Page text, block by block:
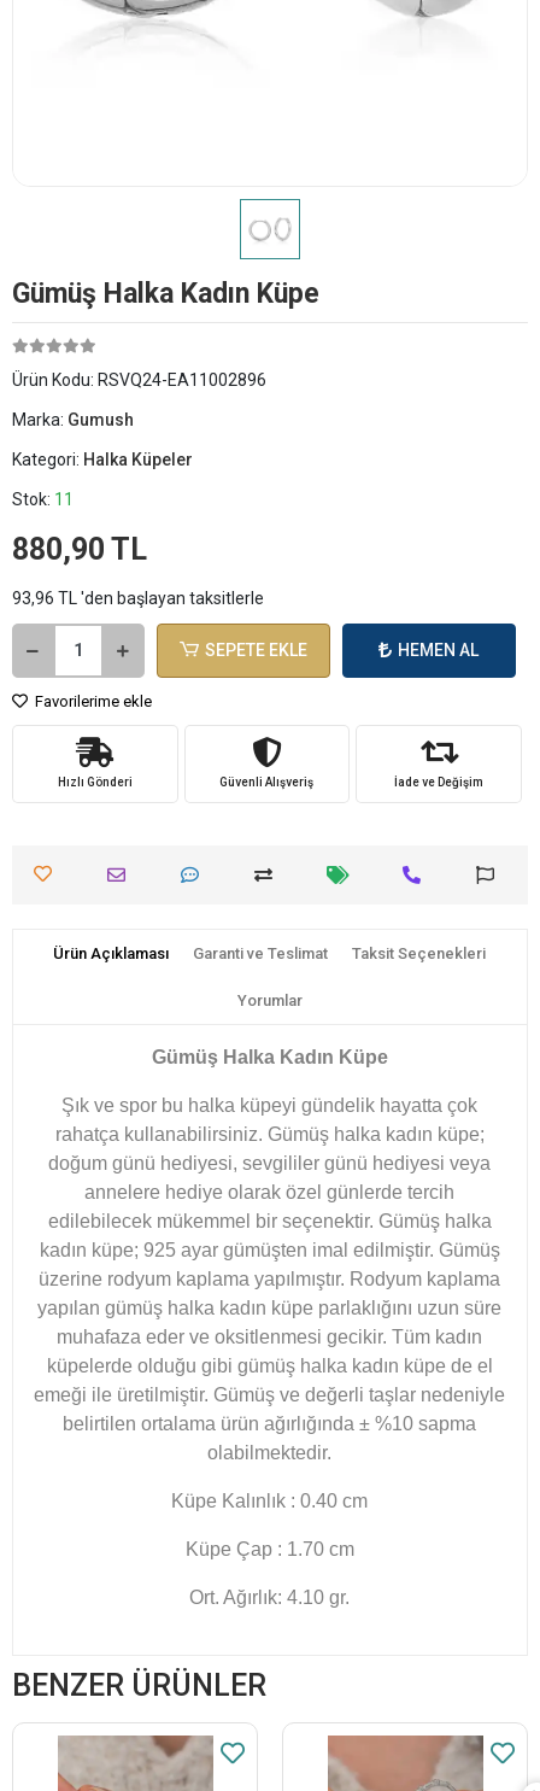
Gümüş Halka Kadın Küpe
Ürün Kodu: RSVQ24-EA11002896
Marka: Gumush
Kategori: Halka Küpeler
Stok: 11
880,90 TL
93,96 TL 'den başlayan taksitlerle
SEPETE EKLE HEMEN AL
Favorilerime ekle
Hızlı Gönderi Güvenli Alışveriş İade ve Değişim
Ürün Açıklaması Garanti ve Teslimat Taksit Seçenekleri
Yorumlar
Gümüş Halka Kadın Küpe
Şık ve spor bu halka küpeyi gündelik hayatta çok
rahatça kullanabilirsiniz. Gümüş halka kadın küpe;
doğum günü hediyesi, sevgililer günü hediyesi veya
annelere hediye olarak özel günlerde tercih
edilebilecek mükemmel bir seçenektir. Gümüş halka
kadın küpe; 925 ayar gümüşten imal edilmiştir. Gümüş
üzerine rodyum kaplama yapılmıştır. Rodyum kaplama
yapılan gümüş halka kadın küpe parlaklığını uzun süre
muhafaza eder ve oksitlenmesi gecikir. Tüm kadın
küpelerde olduğu gibi gümüş halka kadın küpe de el
emeği ile üretilmiştir. Gümüş ve değerli taşlar nedeniyle
belirtilen ortalama ürün ağırlığında ± %10 sapma
olabilmektedir.
Küpe Kalınlık : 0.40 cm
Küpe Çap : 1.70 cm
Ort. Ağırlık: 4.10 gr.
BENZER ÜRÜNLER